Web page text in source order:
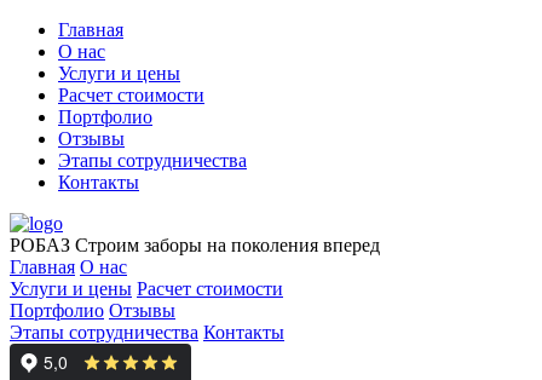
Главная
О нас
Услуги и цены
Расчет стоимости
Портфолио
Отзывы
Этапы сотрудничества
Контакты
РОБАЗ Строим заборы на поколения вперед
Главная О нас
Услуги и цены Расчет стоимости
Портфолио Отзывы
Этапы сотрудничества Контакты